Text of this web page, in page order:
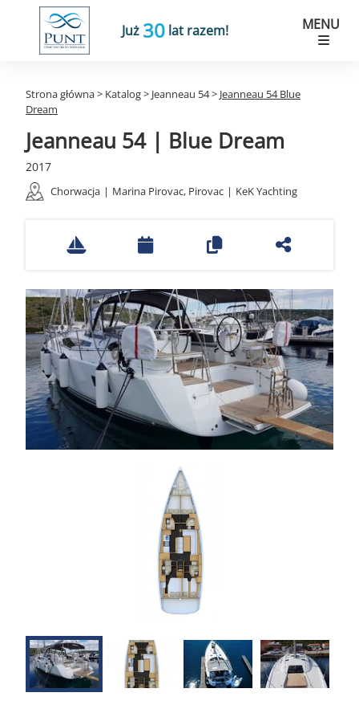
Już 30 lat razem! MENU
Strona główna> Katalog> Jeanneau 54> Jeanneau 54 Blue
Dream
Jeanneau 54 | Blue Dream
2017
Chorwacja | Marina Pirovac, Pirovac | KeK Yachting